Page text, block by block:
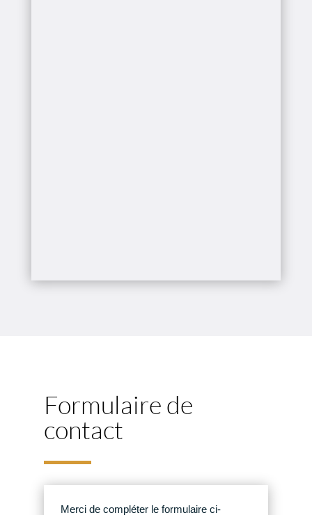
Formulaire de
contact